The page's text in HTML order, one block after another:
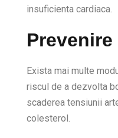
insuficienta cardiaca.
Prevenire
Exista mai multe
riscul de a dezvolta
scaderea tensiunii
colesterol.